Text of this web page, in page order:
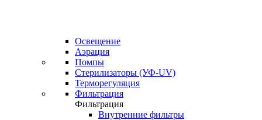
Освещение
Аэрация
Помпы
Стерилизаторы (УФ-UV)
Терморегуляция
Фильтрация
Фильтрация
Внутренние фильтры